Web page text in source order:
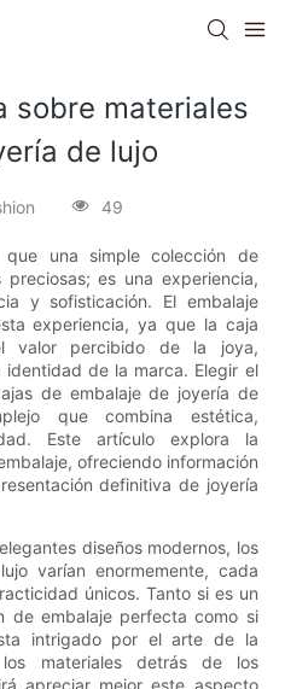
sobre materiales
de lujo
49
una simple colección de
es una experiencia,
y sofisticación. El embalaje
experiencia, ya que la caja
valor percibido de la joya,
de la marca. Elegir el
de embalaje de joyería de
que combina estética,
Este artículo explora la
ofreciendo información
definitiva de joyería
diseños modernos, los
varían enormemente, cada
únicos. Tanto si es un
de embalaje perfecta como si
intrigado por el arte de la
los materiales detrás de los